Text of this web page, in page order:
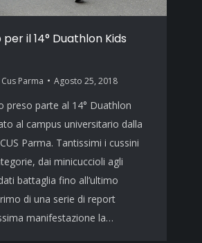
il 14° Duathlon Kids
Parma Agosto 25, 2018
preso parte al 14° Duathlon
al campus universitario dalla
Parma. Tantissimi i cussini
dai minicuccioli agli
battaglia fino all’ultimo
di una serie di report
manifestazione la…